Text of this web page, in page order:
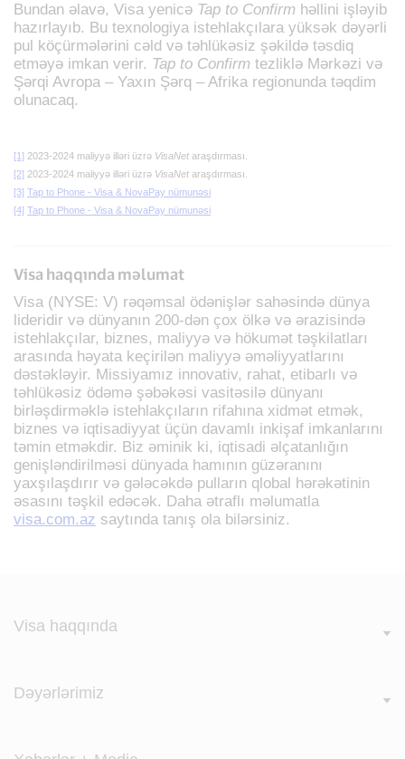
Bundan əlavə, Visa yenicə Tap to Confirm həllini işləyib
hazırlayıb. Bu texnologiya istehlakçılara yüksək dəyərli
pul köçürmələrini cəld və təhlükəsiz şəkildə təsdiq
etməyə imkan verir. Tap to Confirm tezliklə Mərkəzi və
Şərqi Avropa – Yaxın Şərq – Afrika regionunda təqdim
olunacaq.
[1] 2023-2024 maliyyə illəri üzrə VisaNet araşdırması.
[2] 2023-2024 maliyyə illəri üzrə VisaNet araşdırması.
[3] Tap to Phone - Visa & NovaPay nümunəsi
[4] Tap to Phone - Visa & NovaPay nümunəsi
Visa haqqında məlumat
Visa (NYSE: V) rəqəmsal ödənişlər sahəsində dünya
lideridir və dünyanın 200-dən çox ölkə və ərazisində
istehlakçılar, biznes, maliyyə və hökumət təşkilatları
arasında həyata keçirilən maliyyə əməliyyatlarını
dəstəkləyir. Missiyamız innovativ, rahat, etibarlı və
təhlükəsiz ödəmə şəbəkəsi vasitəsilə dünyanı
birləşdirməklə istehlakçıların rifahına xidmət etmək,
biznes və iqtisadiyyat üçün davamlı inkişaf imkanlarını
təmin etməkdir. Biz əminik ki, iqtisadi əlçatanlığın
genişləndirilməsi dünyada hamının güzəranını
yaxşılaşdırır və gələcəkdə pulların qlobal hərəkətinin
əsasını təşkil edəcək. Daha ətraflı məlumatla
visa.com.az saytında tanış ola bilərsiniz.
Visa haqqında
Dəyərlərimiz